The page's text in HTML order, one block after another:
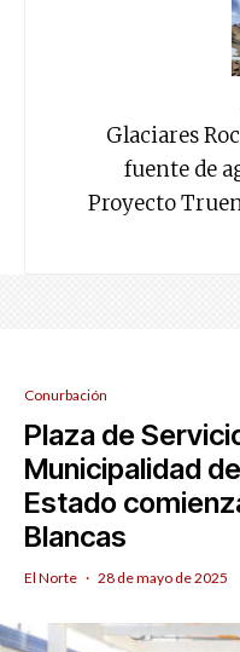
Glaciares
fuente de
Proyecto
Conurbación
Plaza de
Municipalidad
Estado
Blancas
El Norte · 28 de mayo de 2025